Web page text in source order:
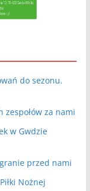
do sezonu.
zespołów za nami
w Gwdzie
przed nami
Nożnej